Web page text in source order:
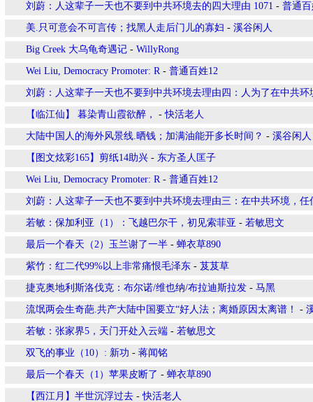
刘蔚：人这辈子一天也不要到中共环境去的四大理由 1071 - 普通百
美.只可意会不可言传；找黑人走后门儿的寡妇 - 溪谷闲人
Big Creek 大乌龟奇遇记 - WillyRong
Wei Liu, Democracy Promoter: R- 普通百姓12
刘蔚：人这辈子一天也不要到中共环境去理由四：人为了在中共环
【临江仙】 暮染青山霞欲醉， -快活老人
大陆中国人的海外风景线.晒钱；加满油能开多长时间？ - 溪谷闲人
【图文炫彩165】剪纸14助兴 - 东方圣人匡子
Wei Liu, Democracy Promoter: R- 普通百姓12
刘蔚：人这辈子一天也不要到中共环境去理由三：在中共环境，任
若敏：保加利亚（1）：飞越巴尔干，初见索菲亚 - 若敏思文
最后一个春天（2）玉兰谢了一半 - 蝉衣草890
紫竹：红二代99%以上非常痛恨毛泽东 - 芨芨草
捷克奥地利斯洛伐克：布尔诺/维也纳/布拉迪斯拉发 - 马黑
流氓两会生奇葩.共产大陆中国要立“好人法；离婚原因太离谱！ -
若敏：张家界5，天门开处入云端 - 若敏思文
双飞的事业（10）: 新功 - 蒋闻铭
最后一个春天（1）苹果皮断了 - 蝉衣草890
【西江月】半世沉浮过去 -快活老人